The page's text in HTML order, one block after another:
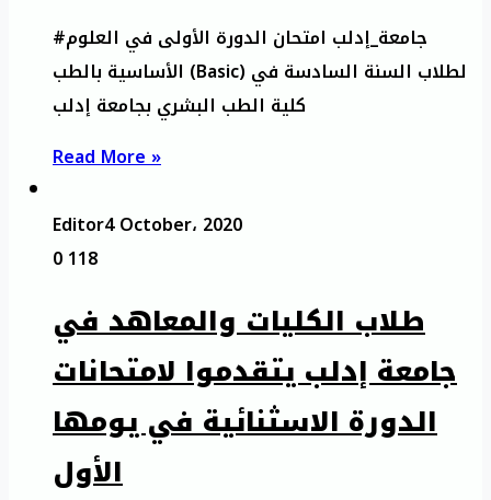
#جامعة_إدلب امتحان الدورة الأولى في العلوم
الأساسية بالطب (Basic) لطلاب السنة السادسة في
كلية الطب البشري بجامعة إدلب
Read More »
Editor4 October، 2020
0118
طلاب الكليات والمعاهد في
جامعة إدلب يتقدموا لامتحانات
الدورة الاسثنائية في يومها
الأول